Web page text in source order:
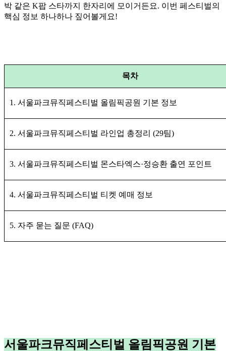
박 같은 K팝 스타까지 한자리에 모이거든요. 이번 페스티벌의
핵심 정보 하나하나 짚어볼게요!
목차
1. 서울파크뮤직페스티벌 올림픽공원 기본 정보
2. 서울파크뮤직페스티벌 라인업 총정리 (29팀)
3. 서울파크뮤직페스티벌 몬스타엑스·정승환 출연 포인트
4. 서울파크뮤직페스티벌 티켓 예매 정보
5. 자주 묻는 질문 (FAQ)
서울파크뮤직페스티벌 올림픽공원 기본